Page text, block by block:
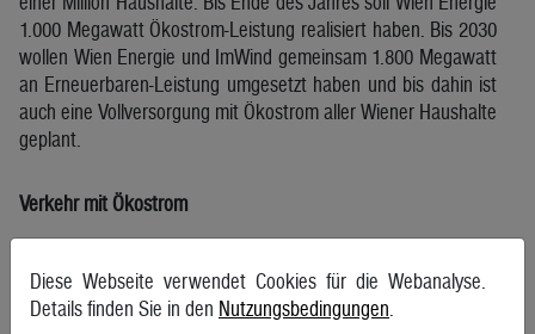
1.000 Megawatt Ökostrom-Leistung realisiert haben. Bis 2030
wollen Wien Energie und ImWind gemeinsam 1.800 Megawatt
an Erneuerbaren-Leistung umgesetzt haben und bis dahin ist
auch eine Vollversorgung mit Ökostrom aller Wiener Haushalte
geplant.
Verkehr mit Ökostrom
Zehn Jahre später, also bis 2040, wollen die beiden
Unternehmen einen Ausbau der Erneuerbaren-Leistung auf
2.800 Megawatt erreichen. Außerdem möchte Wien Energie
Diese Webseite verwendet Cookies für die Webanalyse.
Details finden Sie in den Nutzungsbedingungen.